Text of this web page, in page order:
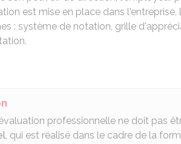
est mise en place dans
: système de notation, grille
professionnelle ne doit pas
, qui est réalisé dans le cadre de la